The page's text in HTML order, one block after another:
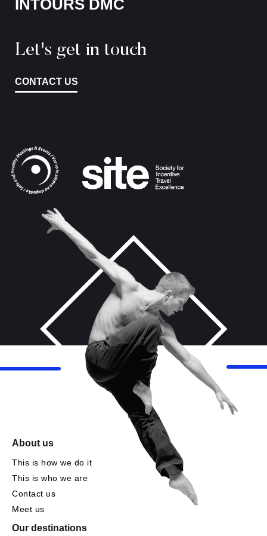
INTOURS DMC
Let's get in touch
CONTACT US
About us
This is how we do it
This is who we are
Contact us
Meet us
Our destinations